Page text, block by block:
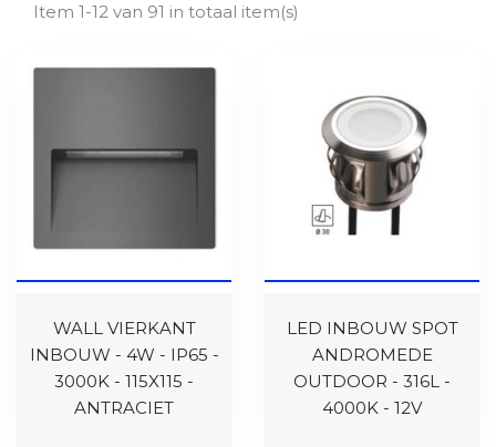
Item 1-12 van 91 in totaal item(s)
WALL VIERKANT
INBOUW - 4W - IP65 -
3000K - 115X115 -
ANTRACIET
LED INBOUW SPOT
ANDROMEDE
OUTDOOR - 316L -
4000K - 12V